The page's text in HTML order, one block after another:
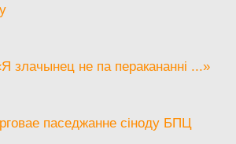
злачынец не па перакананні ...»
паседжанне сіноду БПЦ